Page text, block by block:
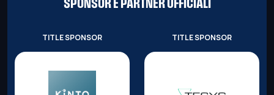
SPONSOR E PARTNER UFFICIALI
TITLE SPONSOR TITLE SPONSOR